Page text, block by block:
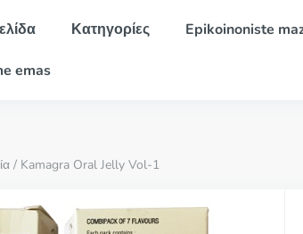
Κατηγορίες Epikoinoniste
emas
/ Kamagra Oral Jelly Vol-1